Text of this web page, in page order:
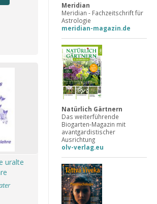
uralte
Meridian
Meridian - Fachzeitschrift für
Astrologie
meridian-magazin.de
Natürlich Gärtnern
Das weiterführende
Biogarten-Magazin mit
avantgardistischer
Ausrichtung
olv-verlag.eu